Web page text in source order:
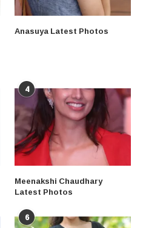
Anasuya Latest Photos
4
Meenakshi Chaudhary
Latest Photos
6